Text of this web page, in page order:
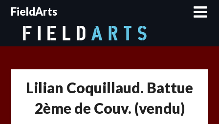
SkipFieldArts
Lilian Coquillaud. Battue
2ème de Couv. (vendu)